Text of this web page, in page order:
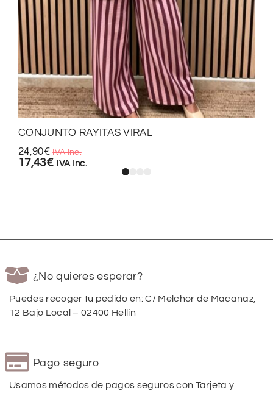
CONJUNTO RAYITAS VIRAL
24,90€ IVA Inc.
17,43€ IVA Inc.
¿No quieres esperar?
Puedes recoger tu pedido en: C/ Melchor de Macanaz,
12 Bajo Local – 02400 Hellín
Pago seguro
Usamos métodos de pagos seguros con Tarjeta y